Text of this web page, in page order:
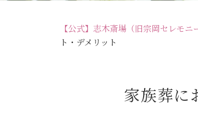
【公式】志木斎場（旧宗岡セレモ
ト・デメリット
家族葬に